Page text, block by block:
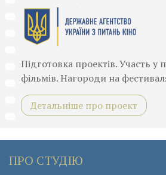
Підготовка проектів. Участь у
фільмів. Нагороди на
Детальніше про проект
ПРО СТУДІЮ